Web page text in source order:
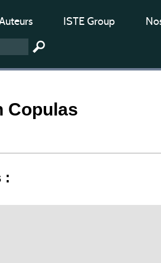
ISTE Group
Copulas
: